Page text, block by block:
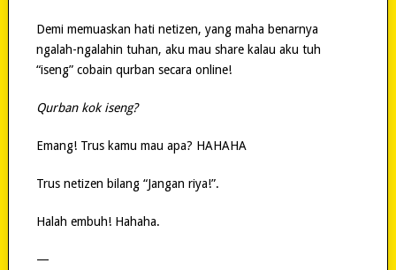
Demi memuaskan hati netizen, yang maha benarnya
ngalah-ngalahin tuhan, aku mau share kalau aku tuh
“iseng” cobain qurban secara online!
Qurban kok iseng?
Emang! Trus kamu mau apa? HAHAHA
Trus netizen bilang “Jangan riya!”.
Halah embuh! Hahaha.
—